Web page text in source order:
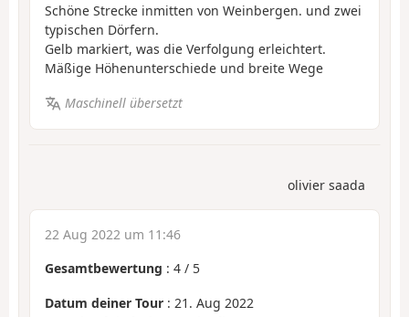
Schöne Strecke inmitten von Weinbergen. und zwei
typischen Dörfern.
Gelb markiert, was die Verfolgung erleichtert.
Mäßige Höhenunterschiede und breite Wege
Maschinell übersetzt
olivier saada
22 Aug 2022 um 11:46
Gesamtbewertung : 4 / 5
Datum deiner Tour : 21. Aug 2022